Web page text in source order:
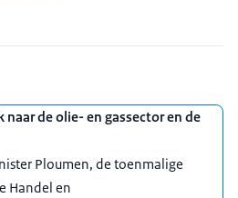
naar de olie- en gassector en de
Ploumen, de toenmalige
Handel en